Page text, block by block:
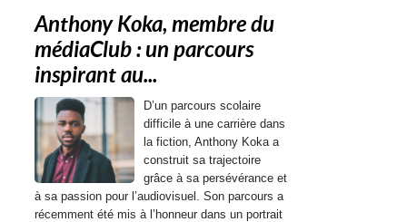
Anthony Koka, membre du
médiaClub : un parcours
inspirant au...
D’un parcours scolaire
difficile à une carrière dans
la fiction, Anthony Koka a
construit sa trajectoire
grâce à sa persévérance et
à sa passion pour l’audiovisuel. Son parcours a
récemment été mis à l’honneur dans un portrait